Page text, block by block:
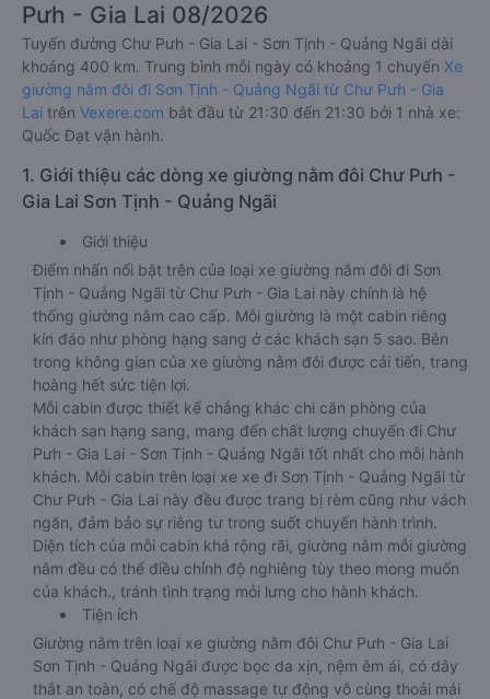
Pưh - Gia Lai 08/2026
Tuyến đường Chư Pưh - Gia Lai - Sơn Tịnh - Quảng Ngãi dài
khoảng 400 km. Trung bình mỗi ngày có khoảng 1 chuyến Xe
giường nằm đôi đi Sơn Tịnh - Quảng Ngãi từ Chư Pưh - Gia
Lai trên Vexere.com bắt đầu từ 21:30 đến 21:30 bởi 1 nhà xe:
Quốc Đạt vận hành.
1. Giới thiệu các dòng xe giường nằm đôi Chư Pưh -
Gia Lai Sơn Tịnh - Quảng Ngãi
Giới thiệu
Điểm nhấn nổi bật trên của loại xe giường nằm đôi đi Sơn
Tịnh - Quảng Ngãi từ Chư Pưh - Gia Lai này chính là hệ
thống giường nằm cao cấp. Mỗi giường là một cabin riêng
kín đáo như phòng hạng sang ở các khách sạn 5 sao. Bên
trong không gian của xe giường nằm đôi được cải tiến, trang
hoàng hết sức tiện lợi.
Mỗi cabin được thiết kế chẳng khác chi căn phòng của
khách sạn hạng sang, mang đến chất lượng chuyến đi Chư
Pưh - Gia Lai - Sơn Tịnh - Quảng Ngãi tốt nhất cho mỗi hành
khách. Mỗi cabin trên loại xe xe đi Sơn Tịnh - Quảng Ngãi từ
Chư Pưh - Gia Lai này đều được trang bị rèm cũng như vách
ngăn, đảm bảo sự riêng tư trong suốt chuyến hành trình.
Diện tích của mỗi cabin khá rộng rãi, giường nằm mỗi giường
nằm đều có thể điều chỉnh độ nghiêng tùy theo mong muốn
của khách., tránh tình trạng mỏi lưng cho hành khách.
Tiện ích
Giường nằm trên loại xe giường nằm đôi Chư Pưh - Gia Lai
Sơn Tịnh - Quảng Ngãi được bọc da xịn, nệm êm ái, có dây
thắt an toàn, có chế độ massage tự động vô cùng thoải mái